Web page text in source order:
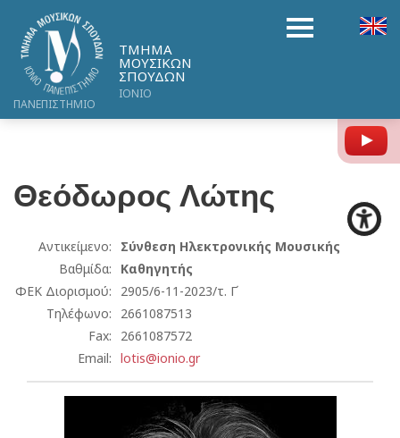
ΤΜΗΜΑ
ΜΟΥΣΙΚΩΝ
ΣΠΟΥΔΩΝ
ΙΟΝΙΟ
ΠΑΝΕΠΙΣΤΗΜΙΟ
Θεόδωρος Λώτης
Αντικείμενο:
Σύνθεση Ηλεκτρονικής Μουσικής
Βαθμίδα:
Καθηγητής
ΦΕΚ Διορισμού:
2905/6-11-2023/τ. Γ΄
Τηλέφωνο:
2661087513
Fax:
2661087572
Email: lotis@ionio.gr